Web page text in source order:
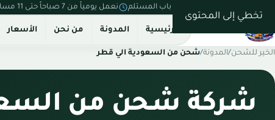
تخطي إلى المحتوى
نستلم من بيتك ونسلّم على باب المستلم نعمل يومياً من 7 صباحاً حتى 11 مساءً
الرئيسية المدونة من نحن الأسعار
الخير للشحن/المدونة/شحن من السعودية الي قطر
شركة شحن من